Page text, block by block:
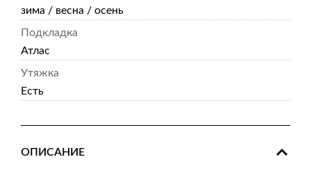
зима / весна / осень
Подкладка
Атлас
Утяжка
Есть
ОПИСАНИЕ